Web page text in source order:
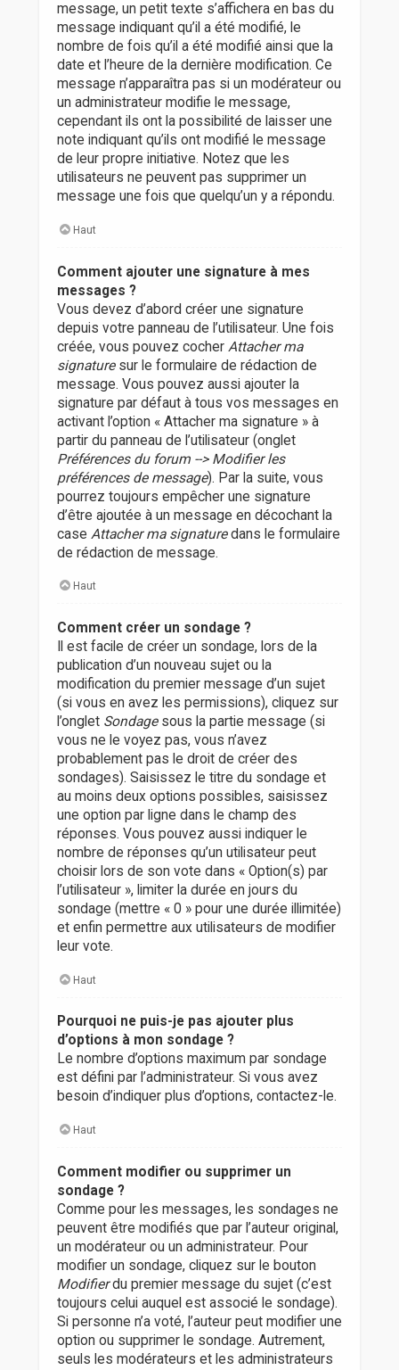
message, un petit texte s’affichera en bas du
message indiquant qu’il a été modifié, le
nombre de fois qu’il a été modifié ainsi que la
date et l’heure de la dernière modification. Ce
message n’apparaîtra pas si un modérateur ou
un administrateur modifie le message,
cependant ils ont la possibilité de laisser une
note indiquant qu’ils ont modifié le message
de leur propre initiative. Notez que les
utilisateurs ne peuvent pas supprimer un
message une fois que quelqu’un y a répondu.
Haut
Comment ajouter une signature à mes
messages ?
Vous devez d’abord créer une signature
depuis votre panneau de l’utilisateur. Une fois
créée, vous pouvez cocher Attacher ma
signaturesur le formulaire de rédaction de
message. Vous pouvez aussi ajouter la
signature par défaut à tous vos messages en
activant l’option « Attacher ma signature » à
partir du panneau de l’utilisateur (onglet
Préférences du forum --> Modifier les
préférences de message). Par la suite, vous
pourrez toujours empêcher une signature
d’être ajoutée à un message en décochant la
case Attacher ma signaturedans le formulaire
de rédaction de message.
Haut
Comment créer un sondage ?
Il est facile de créer un sondage, lors de la
publication d’un nouveau sujet ou la
modification du premier message d’un sujet
(si vous en avez les permissions), cliquez sur
l’onglet Sondagesous la partie message (si
vous ne le voyez pas, vous n’avez
probablement pas le droit de créer des
sondages). Saisissez le titre du sondage et
au moins deux options possibles, saisissez
une option par ligne dans le champ des
réponses. Vous pouvez aussi indiquer le
nombre de réponses qu’un utilisateur peut
choisir lors de son vote dans « Option(s) par
l’utilisateur », limiter la durée en jours du
sondage (mettre « 0 » pour une durée illimitée)
et enfin permettre aux utilisateurs de modifier
leur vote.
Haut
Pourquoi ne puis-je pas ajouter plus
d’options à mon sondage ?
Le nombre d’options maximum par sondage
est défini par l’administrateur. Si vous avez
besoin d’indiquer plus d’options, contactez-le.
Haut
Comment modifier ou supprimer un
sondage ?
Comme pour les messages, les sondages ne
peuvent être modifiés que par l’auteur original,
un modérateur ou un administrateur. Pour
modifier un sondage, cliquez sur le bouton
Modifierdu premier message du sujet (c’est
toujours celui auquel est associé le sondage).
Si personne n’a voté, l’auteur peut modifier une
option ou supprimer le sondage. Autrement,
seuls les modérateurs et les administrateurs